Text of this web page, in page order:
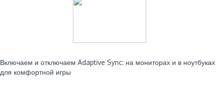
Включаем и отключаем Adaptive Sync: на мониторах и в ноутбуках
для комфортной игры